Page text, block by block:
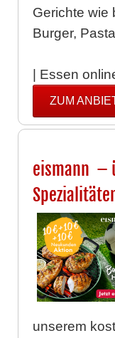
Gerichte wie
Burger,
| Essen
ZUM
eismann –
unserem